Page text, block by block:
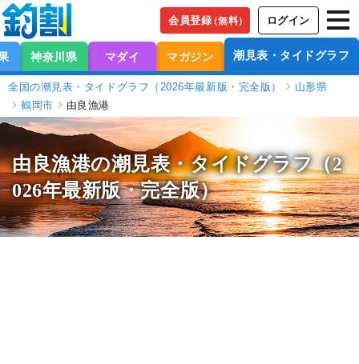
会員登録（無料） ログイン
神奈川県 マダイ マガジン 潮見表・タイドグラフ
全国の潮見表・タイドグラフ（2026年最新版・完全版）
山形県
鶴岡市
由良漁港
由良漁港の潮見表・タイドグラフ（2
026年最新版・完全版）